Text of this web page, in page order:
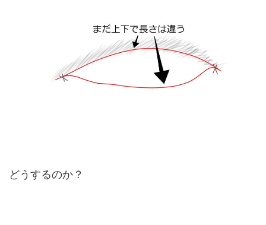
どうするのか？